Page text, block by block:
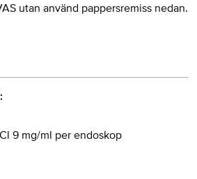
utan använd pappersremiss nedan.
9 mg/ml per endoskop